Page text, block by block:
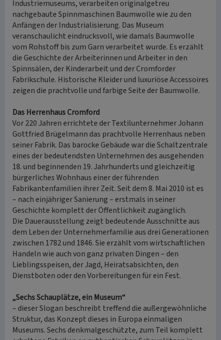
Industriemuseums, verarbeiten originalgetreu
nachgebaute Spinnmaschinen Baumwolle wie zu den
Anfängen der Industrialisierung. Das Museum
veranschaulicht eindrucksvoll, wie damals Baumwolle
vom Rohstoff bis zum Garn verarbeitet wurde. Es erzählt
die Geschichte der Arbeiterinnen und Arbeiter in den
Spinnsälen, der Kinderarbeit und der Cromforder
Fabrikschule. Historische Kleider und luxuriöse Accessoires
zeigen die prachtvolle und farbige Seite der Baumwolle.
Das Herrenhaus Cromford
Vor 220 Jahren errichtete der Textilunternehmer Johann
Gottfried Brügelmann das prachtvolle Herrenhaus neben
seiner Fabrik. Das barocke Gebäude war die Schaltzentrale
eines der bedeutendsten Unternehmen des ausgehenden
18. und beginnenden 19. Jahrhunderts und gleichzeitig
bürgerliches Wohnhaus einer der führenden
Fabrikantenfamilien ihrer Zeit. Seit dem 8. Mai 2010 ist es
– nach einjähriger Sanierung – erstmals in seiner
Geschichte komplett der Öffentlichkeit zugänglich.
Die Dauerausstellung zeigt bedeutende Ausschnitte aus
dem Leben der Unternehmerfamilie aus drei Generationen
zwischen 1782 und 1846. Sie erzählt vom wirtschaftlichen
Handeln wie auch von ganz privaten Dingen – den
Lieblingsspeisen, der Jagd, Heiratsabsichten, den
Dienstboten oder den Vorbereitungen für ein Fest.
„Sechs Schauplätze, ein Museum“
– dieser Slogan beschreibt treffend die außergewöhnliche
Struktur, das Konzept dieses in Europa einmaligen
Museums. Sechs denkmalgeschützte, zum Teil komplett